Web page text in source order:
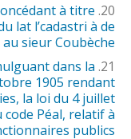
à titre
lat l’cadastri à de
sieur Coubèche.
dans la
1905 rendant
la loi du 4 juillet
Péal, relatif à
publics.